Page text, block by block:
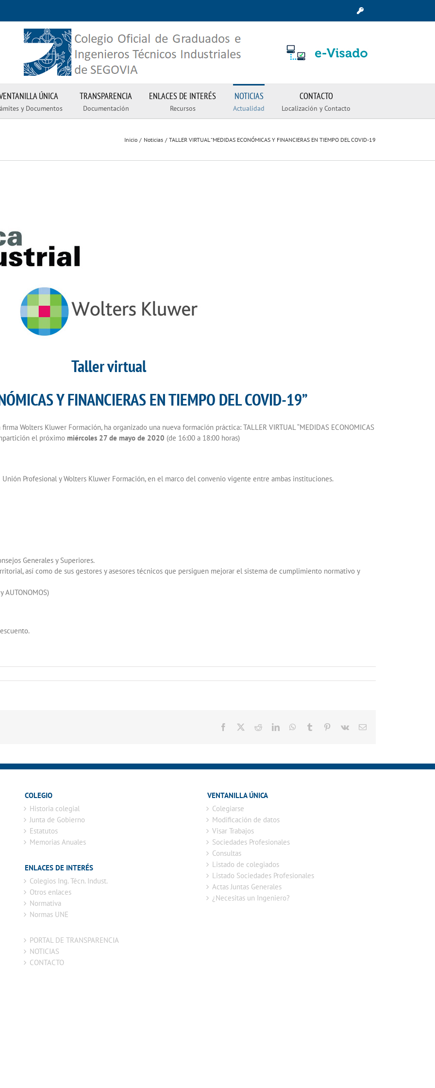
ÚNICA
y Documentos
TRANSPARENCIA
Documentación
ENLACES DE INTERÉS
Recursos
NOTICIAS
Actualidad
CONTACTO
Localización y Contacto
Inicio Noticias TALLER VIRTUAL “MEDIDAS ECONÓMICAS Y FINANCIERAS EN TIEMPO DEL COVID-19
Taller virtual
Y FINANCIERAS EN TIEMPO DEL COVID-19”
Wolters Kluwer Formación, ha organizado una nueva formación práctica: TALLER VIRTUAL “MEDIDAS ECONOMICAS
el próximo miércoles 27 de mayo de 2020 (de 16:00 a 18:00 horas)
Profesional y Wolters Kluwer Formación, en el marco del convenio vigente entre ambas instituciones.
Generales y Superiores.
así como de sus gestores y asesores técnicos que persiguen mejorar el sistema de cumplimiento normativo y
AUTONOMOS)
Facebook RedditLinkedInWhatsApp
Tumblr Pinterest
Vk
Correo
COLEGIO
Historia colegial
Junta de Gobierno
Estatutos
Memorias Anuales
ENLACES DE INTERÉS
Colegios Ing. Técn. Indust.
Otros enlaces
Normativa
Normas UNE
PORTAL DE TRANSPARENCIA
NOTICIAS
CONTACTO
VENTANILLA ÚNICA
Colegiarse
Modificación de datos
Visar Trabajos
Sociedades Profesionales
Consultas
Listado de colegiados
Listado Sociedades Profesionales
Actas Juntas Generales
¿Necesitas un Ingeniero?